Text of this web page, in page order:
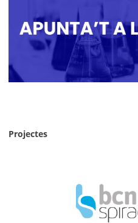
Projectes